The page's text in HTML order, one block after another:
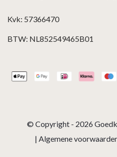
Kvk: 57366470
BTW: NL852549465B01
© Copyright - 2026
| Algemene